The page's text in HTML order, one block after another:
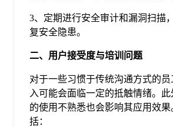
3、定期进行安全审计和漏洞扫描
复安全隐患。
二、用户接受度与培训问题
对于一些习惯于传统沟通方式的员
入可能会面临一定的抵触情绪。
的使用不熟悉也会影响其应用效
括：